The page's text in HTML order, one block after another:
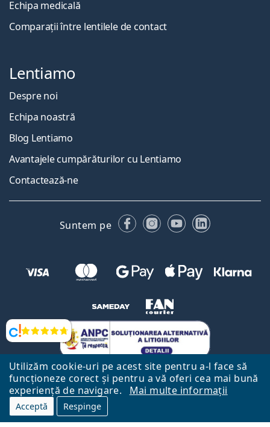
Utilizăm cookie-uri pe acest site pentru a-l face să
funcționeze corect și pentru a vă oferi cea mai bună
experiență de navigare.
Mai multe informații
Acceptă Respinge
Opinii
Echipa medicală
Comparații între lentilele de contact
Lentiamo
Despre noi
Echipa noastră
Blog Lentiamo
Avantajele cumpărăturilor cu Lentiamo
Contactează-ne
Suntem pe FacebookInstagram
YouTubeLinkedIn
Către Pagina Principală Mai sus